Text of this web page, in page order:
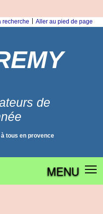
recherche Aller au pied de page
de
tous en provence
MENU